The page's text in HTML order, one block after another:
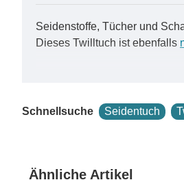
Seidenstoffe, Tücher und
Dieses Twilltuch ist ebenfalls
Die Twill-Webart verleiht dem
Schnellsuche Seidentuch
Ähnliche Artikel